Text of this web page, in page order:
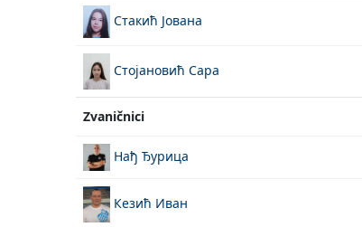
Стакић Јована
Стојановић Сара
Zvaničnici
Нађ Ђурица
Кезић Иван